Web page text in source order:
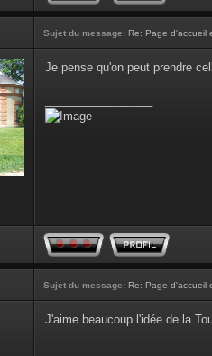
Sujet du message: Re: Page d'accueil
Je pense qu'on peut prendre
Sujet du message: Re: Page d'accueil
J'aime beaucoup l'idée de la